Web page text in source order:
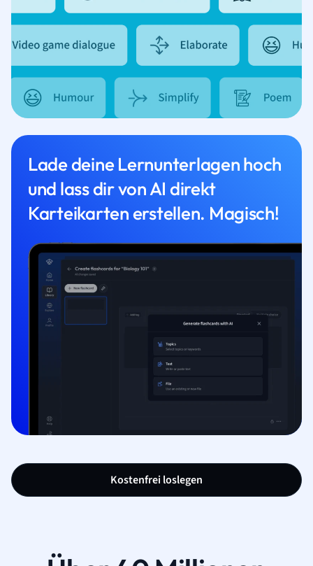
Lade deine Lernunterlagen hoch
und lass dir von AI direkt
Karteikarten erstellen. Magisch!
Kostenfrei loslegen